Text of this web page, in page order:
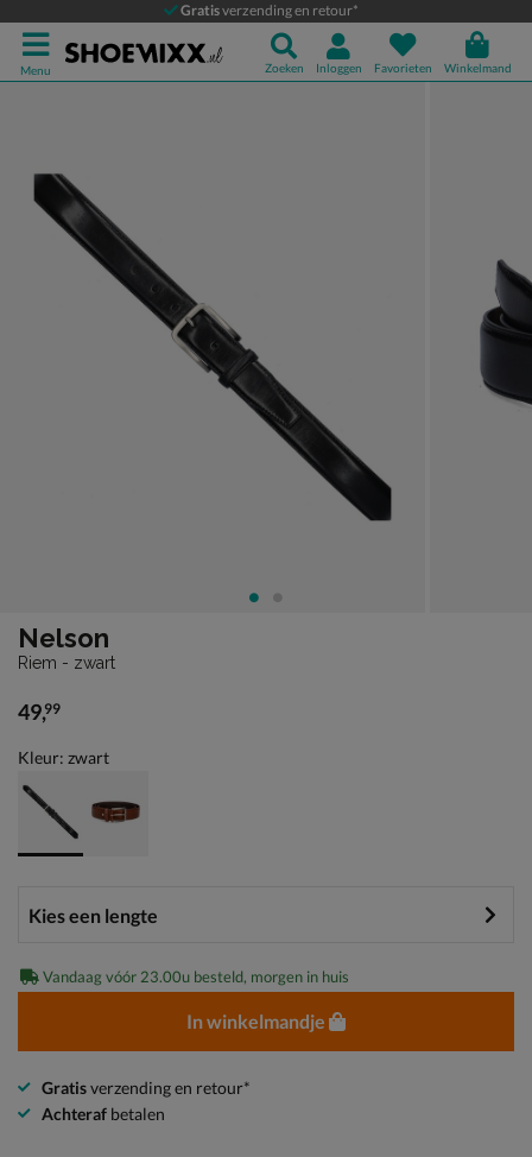
Gratisverzending en retour*
Menu Zoeken Inloggen Favorieten Winkelmand
Riem
Nelson
Riem - zwart
€ 49,99
49,99
Kleur: zwart
Vandaag vóór 23.00u besteld, morgen in huis
In winkelmandje
Gratisverzending en retour*
Achteraf betalen